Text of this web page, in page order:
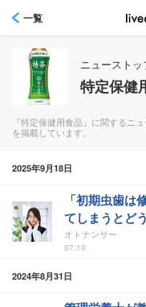
一覧
ニューストッ
特定保健
『特定保健用食品』に関するニ
を掲載しています。
2025年9月18日
「初期虫歯
てしまうとど
オトナンサー
07:10
2024年8月31日